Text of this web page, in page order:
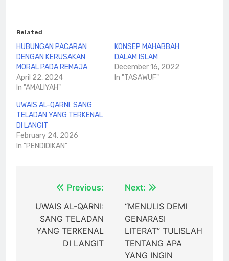
Related
HUBUNGAN PACARAN
DENGAN KERUSAKAN
MORAL PADA REMAJA
April 22, 2024
In "AMALIYAH"
KONSEP MAHABBAH
DALAM ISLAM
December 16, 2022
In "TASAWUF"
UWAIS AL-QARNI: SANG
TELADAN YANG TERKENAL
DI LANGIT
February 24, 2026
In "PENDIDIKAN"
navigation
Previous:
UWAIS AL-QARNI:
SANG TELADAN
YANG TERKENAL
DI LANGIT
Next:
“MENULIS DEMI
GENARASI
LITERAT” TULISLAH
TENTANG APA
YANG INGIN